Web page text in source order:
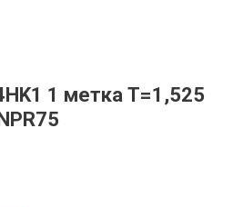
1 метка T=1,525